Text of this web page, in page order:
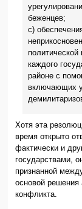
беженцев;
c)
политической
каждого
районе с
включающих
Хотя эта
время открыто
фактически и
государствами,
признанной
основой решения
конфликта.